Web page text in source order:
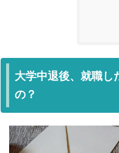
大学中退後、就職し
の？